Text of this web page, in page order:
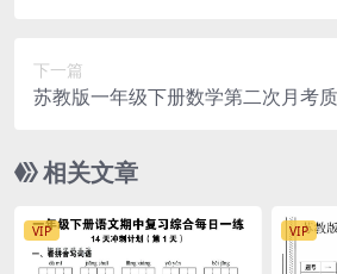
下一篇
苏教版一年级下册数学第二次月考
相关文章
VIP VIP